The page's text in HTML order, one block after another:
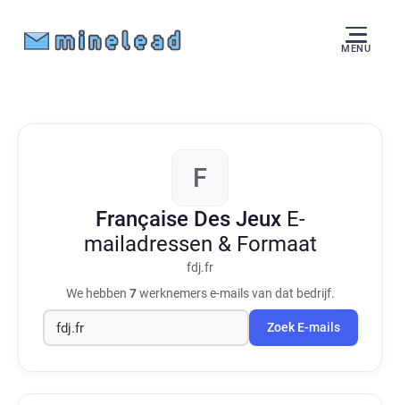
MENU
F
Française Des Jeux E-
mailadressen & Formaat
fdj.fr
We hebben 7werknemers e-mails van dat bedrijf.
Zoek E-mails